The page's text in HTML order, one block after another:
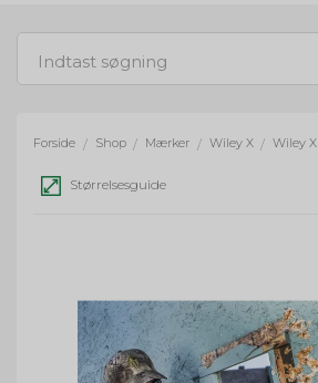
g
a
t
n
Forside / Shop / Mærker / Wiley X /
Størrelsesguide